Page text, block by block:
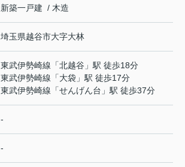
新築一戸建 / 木造
埼玉県越谷市大字大林
東武伊勢崎線 「北越谷 」駅 徒歩18分
東武伊勢崎線 「大袋 」駅 徒歩17分
東武伊勢崎線 「せんげん台 」駅 徒歩37分
-
-